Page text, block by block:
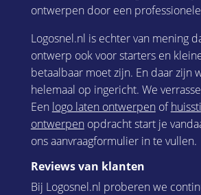
ontwerpen door een
Logosnel.nl is echter van mening
ontwerp ook voor starters en
betaalbaar moet zijn. En daar zijn
helemaal op ingericht. We
Een logo laten ontwerpenof
ontwerpenopdracht start je
ons aanvraagformulier in te vullen.
Reviews van klanten
Bij Logosnel.nl proberen we